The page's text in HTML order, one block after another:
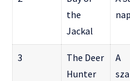
the
Jackal
3
The Deer
Hunter
A